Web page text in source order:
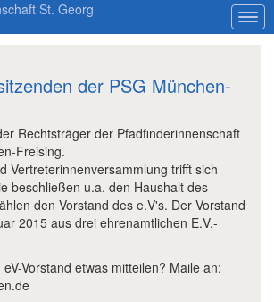
St. Georg
der PSG München-
Rechtsträger der Pfadfinderinnenschaft
Freising.
Vertreterinnenversammlung trifft sich
beschließen u.a. den Haushalt des
den Vorstand des e.V's. Der Vorstand
2015 aus drei ehrenamtlichen E.V.-
Vorstand etwas mitteilen? Maile an: